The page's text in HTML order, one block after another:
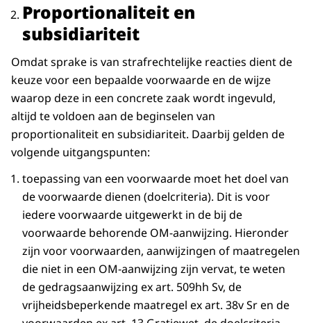
Proportionaliteit en
subsidiariteit
Omdat sprake is van strafrechtelijke reacties dient de
keuze voor een bepaalde voorwaarde en de wijze
waarop deze in een concrete zaak wordt ingevuld,
altijd te voldoen aan de beginselen van
proportionaliteit en subsidiariteit. Daarbij gelden de
volgende uitgangspunten:
toepassing van een voorwaarde moet het doel van
de voorwaarde dienen (doelcriteria). Dit is voor
iedere voorwaarde uitgewerkt in de bij de
voorwaarde behorende OM-aanwijzing. Hieronder
zijn voor voorwaarden, aanwijzingen of maatregelen
die niet in een OM-aanwijzing zijn vervat, te weten
de gedragsaanwijzing ex art. 509hh Sv, de
vrijheidsbeperkende maatregel ex art. 38v Sr en de